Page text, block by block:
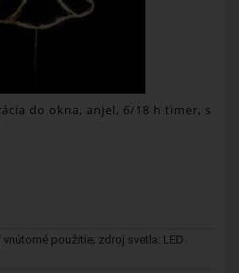
do okna, anjel, 6/18 h timer, s
použitie; zdroj svetla: LED